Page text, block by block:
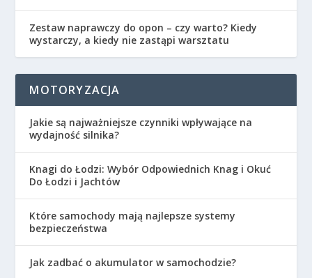
Zestaw naprawczy do opon – czy warto? Kiedy
wystarczy, a kiedy nie zastąpi warsztatu
MOTORYZACJA
Jakie są najważniejsze czynniki wpływające na
wydajność silnika?
Knagi do Łodzi: Wybór Odpowiednich Knag i Okuć
Do Łodzi i Jachtów
Które samochody mają najlepsze systemy
bezpieczeństwa
Jak zadbać o akumulator w samochodzie?